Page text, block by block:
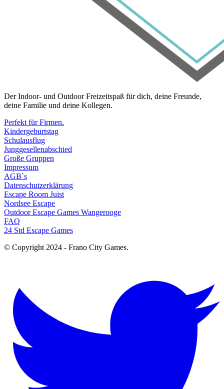
Der Indoor- und Outdoor Freizeitspaß für dich, deine Freunde,
deine Familie und deine Kollegen.
Perfekt für Firmen.
Kindergeburtstag
Schulausflug
Junggesellenabschied
Große Gruppen
Impressum
AGB`s
Datenschutzerklärung
Escape Room Juist
Nordsee Escape
Outdoor Escape Games Wangerooge
FAQ
24 Std Escape Games
© Copyright 2024 - Frano City Games.